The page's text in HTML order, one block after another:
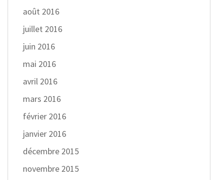
août 2016
juillet 2016
juin 2016
mai 2016
avril 2016
mars 2016
février 2016
janvier 2016
décembre 2015
novembre 2015